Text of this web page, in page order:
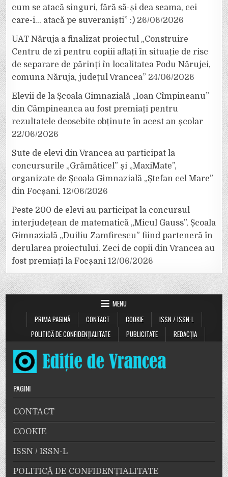
cum se atacă singuri, fără să-și dea seama, cei
care-i… atacă pe suveraniști” :) 26/06/2026
UAT Năruja a finalizat proiectul „Construire
Centru de zi pentru copiii aflați în situație de risc
de separare de părinți în localitatea Podu Nărujei,
comuna Năruja, județul Vrancea” 24/06/2026
Elevii de la Școala Gimnazială „Ioan Cîmpineanu”
din Câmpineanca au fost premiați pentru
rezultatele deosebite obținute în acest an școlar
22/06/2026
Sute de elevi din Vrancea au participat la
concursurile „Grămăticel” și „MaxiMate”,
organizate de Școala Gimnazială „Ștefan cel Mare”
din Focșani. 12/06/2026
Peste 200 de elevi au participat la concursul
interjudețean de matematică „Micul Gauss”, Școala
Gimnazială „Duiliu Zamfirescu” fiind parteneră în
derularea proiectului. Zeci de copii din Vrancea au
fost premiați la Focșani 12/06/2026
MENU
PRIMA PAGINĂ
CONTACT COOKIE
ISSN / ISSN-L
POLITICĂ DE CONFIDENȚIALITATE
PUBLICITATE REDACȚIA
PAGINI
CONTACT
COOKIE
ISSN / ISSN-L
POLITICĂ DE CONFIDENȚIALITATE